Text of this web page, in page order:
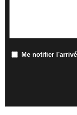
Me notifier